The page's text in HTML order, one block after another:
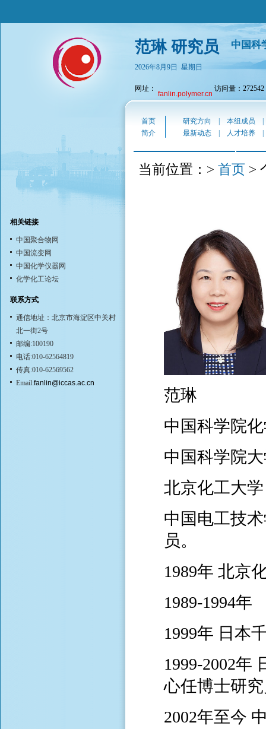
范琳 研究员 中国科
2026年8月9日 星期日
网址： fanlin.polymer.cn 访问量：272542
相关链接
中国聚合物网
中国流变网
中国化学仪器网
化学化工论坛
联系方式
通信地址：北京市海淀区中关村
北一街2号
邮编:100190
电话:010-62564819
传真:010-62569562
Email:fanlin@iccas.ac.cn
首页 研究方向 本组成员
简介
最新动态 人才培养
当前位置：> 首页 >
范琳
中国科学院
中国科学院
北京化工大
中国电工技
员。
1989年 北京
1989-1994年
1999年 日本
1999-2002年
心任博士研
2002年至今